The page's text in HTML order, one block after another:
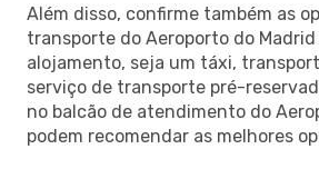
Além disso, confirme também as
transporte do Aeroporto do Madrid
alojamento, seja um táxi,
serviço de transporte pré-
no balcão de atendimento do
podem recomendar as melhores